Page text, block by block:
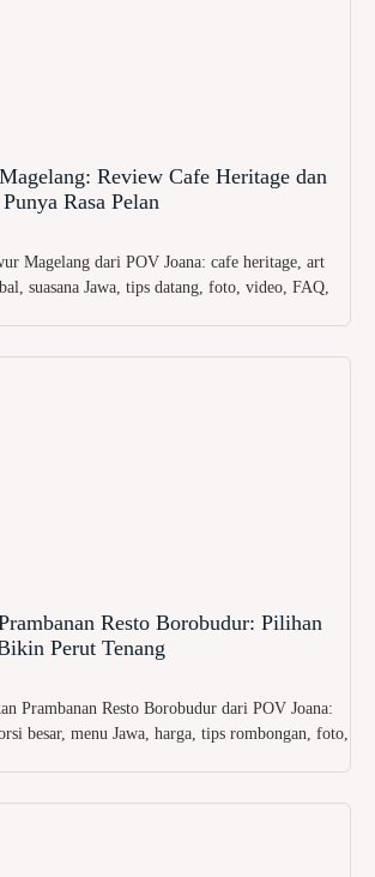
Review Cafe Heritage dan
Rasa Pelan
Magelang dari POV Joana: cafe heritage, art
suasana Jawa, tips datang, foto, video, FAQ,
Resto Borobudur: Pilihan
Perut Tenang
Prambanan Resto Borobudur dari POV Joana:
besar, menu Jawa, harga, tips rombongan, foto,